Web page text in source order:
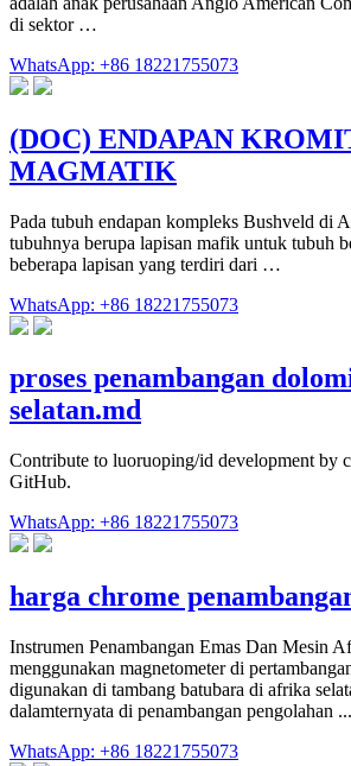
di sektor …
WhatsApp: +86 18221755073
(DOC) ENDAPAN
MAGMATIK
Pada tubuh endapan kompleks Bushveld di
tubuhnya berupa lapisan mafik untuk tubuh
beberapa lapisan yang terdiri dari …
WhatsApp: +86 18221755073
proses penambangan
selatan.md
Contribute to luoruoping/id development by
GitHub.
WhatsApp: +86 18221755073
harga chrome
Instrumen Penambangan Emas Dan Mesin
menggunakan magnetometer di
digunakan di tambang batubara di afrika
dalamternyata di penambangan pengolahan ...
WhatsApp: +86 18221755073